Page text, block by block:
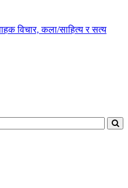
विचार, कला/साहित्य र सत्य